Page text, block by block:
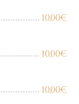
10,00€
10,00€
10,00€